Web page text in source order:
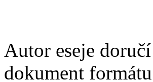
Autor eseje
dokument